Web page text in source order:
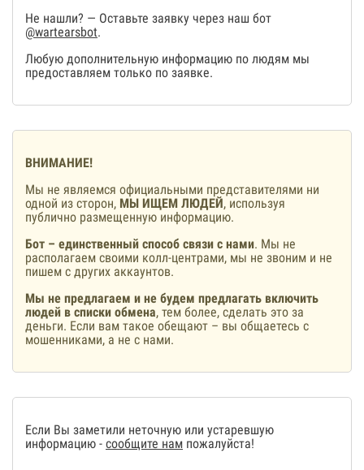
Не нашли? — Оставьте заявку через наш бот
@wartearsbot.
Любую дополнительную информацию по людям мы
предоставляем только по заявке.
ВНИМАНИЕ!
Мы не являемся официальными представителями ни
одной из сторон, МЫ ИЩЕМ ЛЮДЕЙ, используя
публично размещенную информацию.
Бот – единственный способ связи с нами. Мы не
располагаем своими колл-центрами, мы не звоним и не
пишем с других аккаунтов.
Мы не предлагаем и не будем предлагать включить
людей в списки обмена, тем более, сделать это за
деньги. Если вам такое обещают – вы общаетесь с
мошенниками, а не с нами.
Если Вы заметили неточную или устаревшую
информацию - сообщите нам пожалуйста!